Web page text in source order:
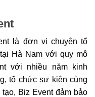
là đơn vị chuyên tổ
Hà Nam với quy mô
với nhiều năm kinh
tổ chức sự kiện cùng
Biz Event đảm bảo